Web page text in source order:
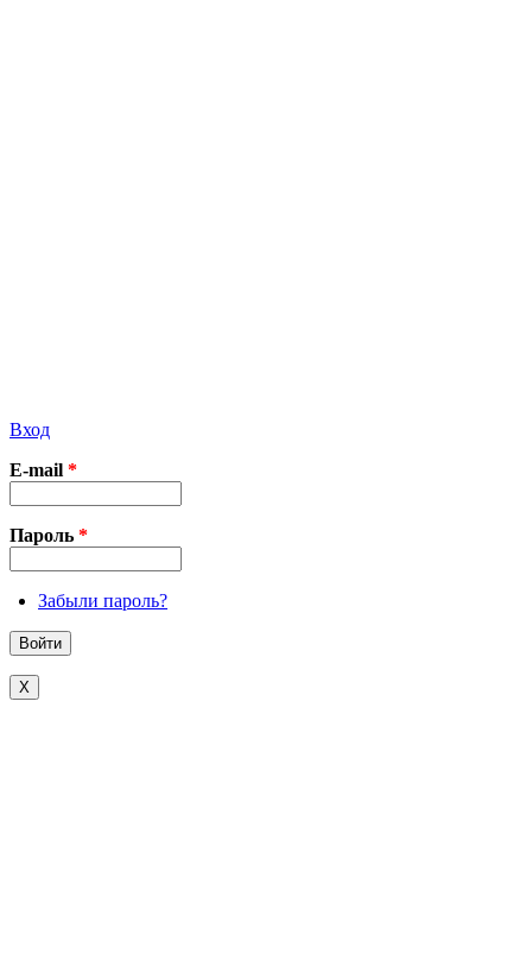
Вход
E-mail *
Пароль *
Забыли пароль?
X